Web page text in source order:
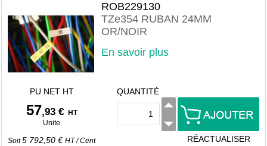
ROB229130
TZe354 RUBAN 24MM
OR/NOIR
En savoir plus
PU NET HT
57,93 €
HT
Unite
Soit5 792,50 € HT/Cent
QUANTITÉ
RÉACTUALISER